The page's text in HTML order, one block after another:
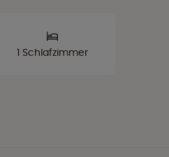
1 Schlafzimmer